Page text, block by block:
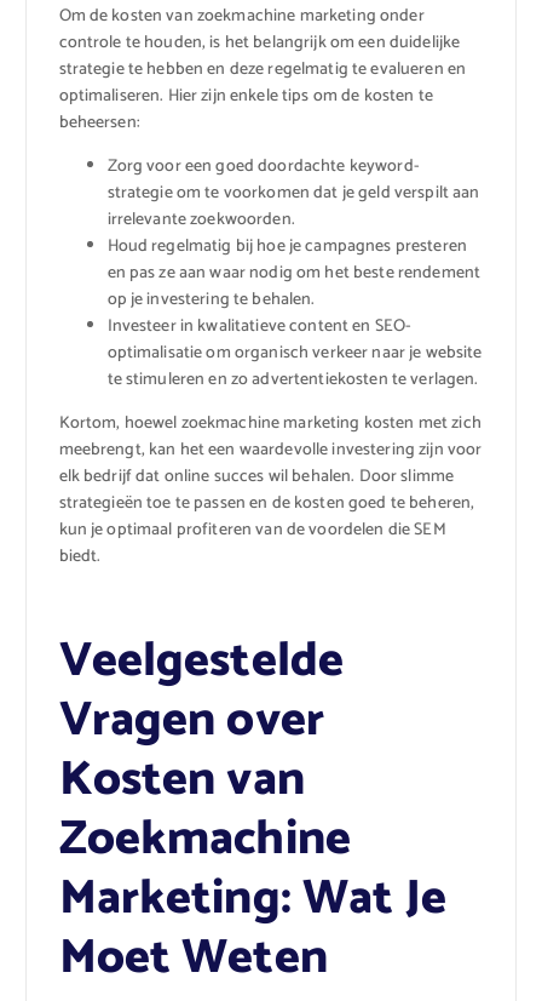
Om de kosten van zoekmachine marketing onder
controle te houden, is het belangrijk om een duidelijke
strategie te hebben en deze regelmatig te evalueren en
optimaliseren. Hier zijn enkele tips om de kosten te
beheersen:
Zorg voor een goed doordachte keyword-
strategie om te voorkomen dat je geld verspilt aan
irrelevante zoekwoorden.
Houd regelmatig bij hoe je campagnes presteren
en pas ze aan waar nodig om het beste rendement
op je investering te behalen.
Investeer in kwalitatieve content en SEO-
optimalisatie om organisch verkeer naar je website
te stimuleren en zo advertentiekosten te verlagen.
Kortom, hoewel zoekmachine marketing kosten met zich
meebrengt, kan het een waardevolle investering zijn voor
elk bedrijf dat online succes wil behalen. Door slimme
strategieën toe te passen en de kosten goed te beheren,
kun je optimaal profiteren van de voordelen die SEM
biedt.
Veelgestelde
Vragen over
Kosten van
Zoekmachine
Marketing: Wat Je
Moet Weten